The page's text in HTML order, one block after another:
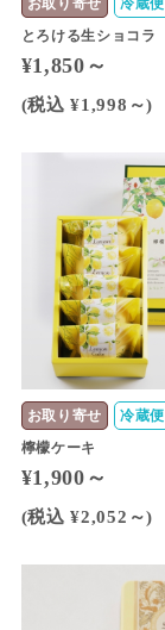
お取り寄せ
冷蔵便
とろける生ショコラ
¥1,850～
(税込 ¥1,998～)
お取り寄せ
冷蔵便
檸檬ケーキ
¥1,900～
(税込 ¥2,052～)